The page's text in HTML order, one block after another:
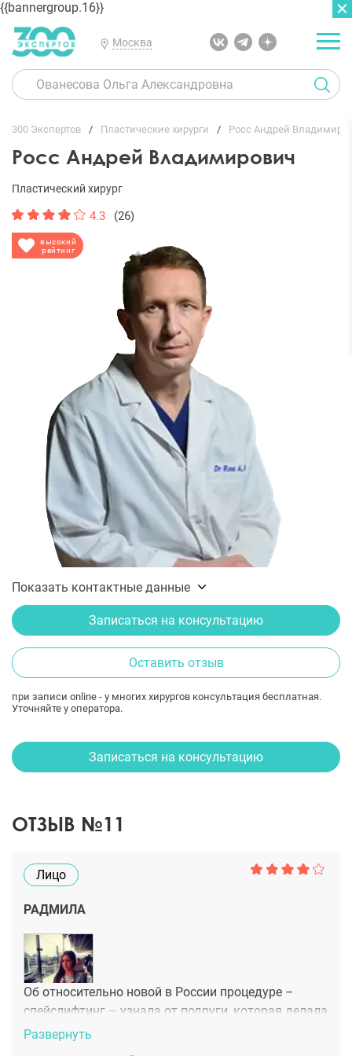
{{bannergroup.16}}
Москва
300 Экспертов Пластические хирурги Росс Андрей
Росс Андрей Владимирович
высокий
рейтинг
Пластический хирург
4.3 (26)
Показать контактные данные
Записаться на консультацию
Оставить отзыв
при записи online - у многих хирургов консультация бесплатная.
Уточняйте у оператора.
ГЛАВНАЯ ОТЗЫВЫ
Записаться на консультацию
ОТЗЫВ №11
Лицо
РАДМИЛА
Об относительно новой в России процедуре –
спейслифтинг – узнала от подруги, которая делала
ее в Москве. Такого результата не ожидал никто
Развернуть